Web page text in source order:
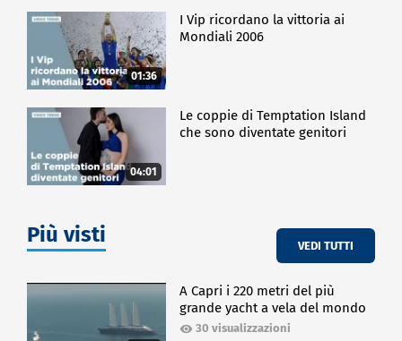
01:36
I Vip ricordano la vittoria ai
Mondiali 2006
04:01
Le coppie di Temptation Island
che sono diventate genitori
Più visti VEDI TUTTI
A Capri i 220 metri del più
grande yacht a vela del mondo
30 visualizzazioni